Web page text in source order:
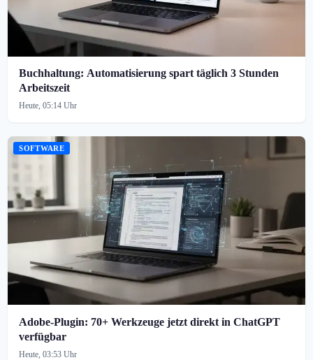
Buchhaltung: Automatisierung spart täglich 3 Stunden
Arbeitszeit
Heute, 05:14 Uhr
SOFTWARE
Adobe-Plugin: 70+ Werkzeuge jetzt direkt in ChatGPT
verfügbar
Heute, 03:53 Uhr